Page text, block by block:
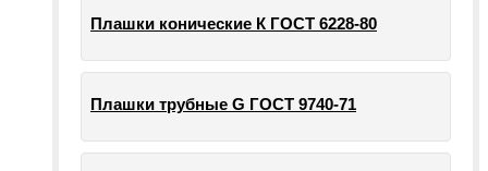
Плашки конические К ГОСТ 6228-80
Плашки трубные G ГОСТ 9740-71